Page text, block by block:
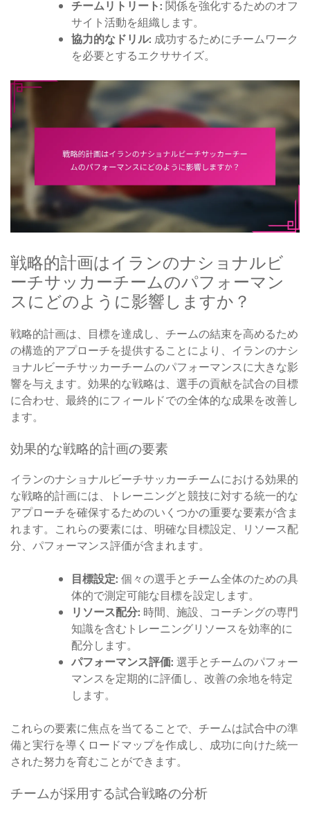
チームリトリート: 関係を強化するためのオフ
サイト活動を組織します。
協力的なドリル: 成功するためにチームワーク
を必要とするエクササイズ。
戦略的計画はイランのナショナルビ
ーチサッカーチームのパフォーマン
スにどのように影響しますか？
戦略的計画は、目標を達成し、チームの結束を高めるため
の構造的アプローチを提供することにより、イランのナシ
ョナルビーチサッカーチームのパフォーマンスに大きな影
響を与えます。効果的な戦略は、選手の貢献を試合の目標
に合わせ、最終的にフィールドでの全体的な成果を改善し
ます。
効果的な戦略的計画の要素
イランのナショナルビーチサッカーチームにおける効果的
な戦略的計画には、トレーニングと競技に対する統一的な
アプローチを確保するためのいくつかの重要な要素が含ま
れます。これらの要素には、明確な目標設定、リソース配
分、パフォーマンス評価が含まれます。
目標設定: 個々の選手とチーム全体のための具
体的で測定可能な目標を設定します。
リソース配分: 時間、施設、コーチングの専門
知識を含むトレーニングリソースを効率的に
配分します。
パフォーマンス評価: 選手とチームのパフォー
マンスを定期的に評価し、改善の余地を特定
します。
これらの要素に焦点を当てることで、チームは試合中の準
備と実行を導くロードマップを作成し、成功に向けた統一
された努力を育むことができます。
チームが採用する試合戦略の分析